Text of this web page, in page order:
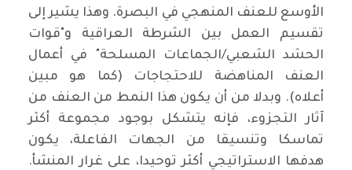
الأوسع للعنف المنهجي في البصرة. وهذا يشير إلى
تقسيم العمل بين الشرطة العراقية و"قوات
الحشد الشعبي/الجماعات المسلحة" في أعمال
العنف المناهضة للاحتجاجات (كما هو مبين
أعلاه). وبدلا من أن يكون هذا النمط من العنف من
آثار التجزوء، فإنه يتشكل بوجود مجموعة أكثر
تماسكا وتنسيقا من الجهات الفاعلة، يكون
هدفها الاستراتيجي أكثر توحيدا، على غرار المنشأ.